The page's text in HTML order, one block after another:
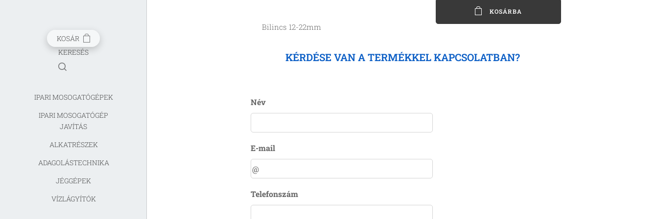
KOSÁR
KERESÉS
IPARI MOSOGATÓGÉPEK
IPARI MOSOGATÓGÉP
JAVÍTÁS
ALKATRÉSZEK
ADAGOLÁSTECHNIKA
JÉGGÉPEK
VÍZLÁGYÍTÓK
Bilincs 12-22mm
KOSÁRBA
KÉRDÉSE VAN A TERMÉKKEL KAPCSOLATBAN?
Név
E-mail
Telefonszám